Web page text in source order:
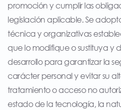
promoción y cumplir las
legislación aplicable. Se
técnica y organizativas
que lo modifique o sustituya y
desarrollo para garantizar la
carácter personal y evitar su
tratamiento o acceso no
estado de la tecnología, la